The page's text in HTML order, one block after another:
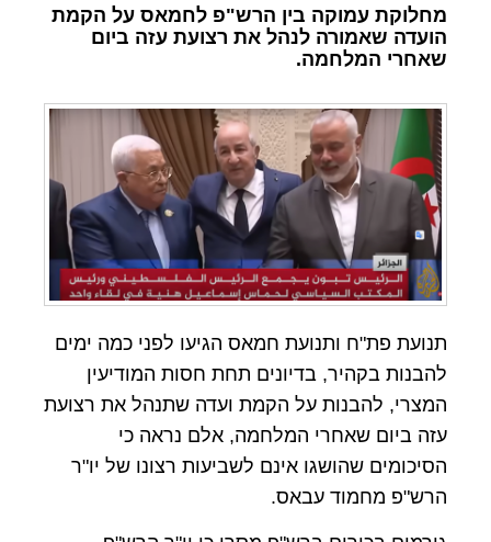
מחלוקת עמוקה בין הרש"פ לחמאס על הקמת
הועדה שאמורה לנהל את רצועת עזה ביום
שאחרי המלחמה.
תנועת פת"ח ותנועת חמאס הגיעו לפני כמה ימים
להבנות בקהיר, בדיונים תחת חסות המודיעין
המצרי, להבנות על הקמת ועדה שתנהל את רצועת
עזה ביום שאחרי המלחמה, אלם נראה כי
הסיכומים שהושגו אינם לשביעות רצונו של יו"ר
הרש"פ מחמוד עבאס.